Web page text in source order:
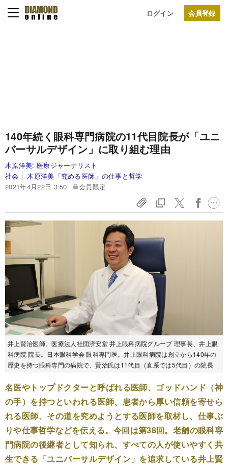
ログイン
140年続く眼科専門病院の11代目院長が「ユニ
バーサルデザイン」に取り組む理由
木原洋美: 医療ジャーナリスト
社会
木原洋美「究める医師」の仕事と哲学
2021年4月22日 3:50
会員限定
井上賢治医師。医療法人社団済安堂 井上眼科病院グループ 理事長、井上眼
科病院 院長。日本眼科学会 眼科専門医。井上眼科病院は創立から140年の
歴史を持つ眼科専門の病院で、賢治氏は11代目（直系では5代目）の院長
名医やトップドクターと呼ばれる医師、ゴッドハンド（神
の手）を持つといわれる医師、患者から厚い信頼を寄せら
れる医師、その道を究めようとする医師を取材し、仕事ぶ
りや仕事哲学などを伝える。今回は第38回。老舗の眼科専
門病院の後継者として知られ、すべての人が使いやすく共
生できる「ユニバーサルデザイン」を追求している井上賢